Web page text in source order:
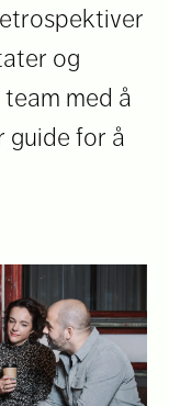
og
med å
guide for å